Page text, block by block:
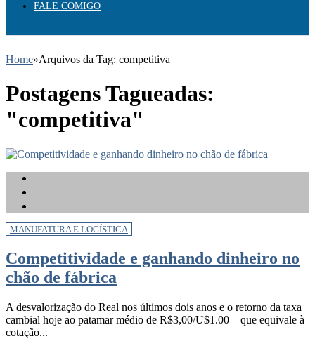
FALE COMIGO
Home»Arquivos da Tag: competitiva
Postagens Tagueadas:
"competitiva"
MANUFATURA E LOGÍSTICA
Competitividade e ganhando dinheiro no
chão de fábrica
A desvalorização do Real nos últimos dois anos e o retorno da taxa
cambial hoje ao patamar médio de R$3,00/U$1.00 – que equivale à
cotação...